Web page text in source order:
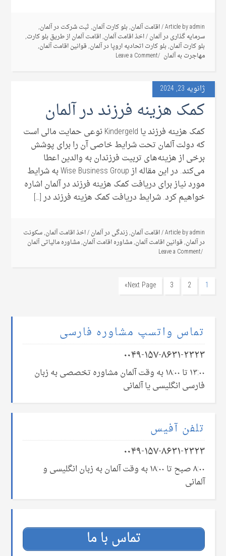
Article byadmin
/اقامت آلمان,بلو کارت آلمان,ثبت شرکت در آلمان,
سرمایه گذاری در آلمان/اخذ اقامت آلمان,اقامت آلمان از طریق بلو کارت,
بلو کارت آلمان,بلو کارت اتحادیه اروپا در آلمان,قوانین اقامت آلمان,
مهاجرت به آلمان Leave a Comment
ژانویه 23, 2024
کمک هزینه فرزند در آلمان
کمک هزینه فرزند یا Kindergeld نوعی حمایت مالی است
که دولت آلمان تحت شرایط خاصی آن را برای پوشش
برخی از هزینه‌های تربیت فرزندان به والدین اعطا
می‌کند. در این مقاله از Wise Business Group به شرایط
مورد نیاز برای دریافت کمک هزینه فرزند در آلمان اشاره
خواهیم کرد. شرایط دریافت کمک هزینه فرزند در […]
Article byadmin
/اقامت آلمان,زندگی در آلمان/اخذ اقامت آلمان,سکونت
در آلمان,قوانین اقامت آلمان,مشاوره اقامت آلمان,مشاوره مالیاتی آلمان
Leave a Comment
1
2
3
Next Page»
تماس واتسپ مشاوره فارسی
۰۰۴۹-۱۵۷-۸۶۳۱-۲۳۲۳
۱۳:۰۰ تا ۱۸:۰۰ به وقت آلمان مشاوره تخصصی به زبان
فارسی انگلیسی یا آلمانی
تلفن آفیس
۰۰۴۹-۱۵۷-۸۶۳۱-۲۳۲۳
۸:۰۰ صبح تا ۱۸:۰۰ به وقت آلمان به زبان انگلیسی و
آلمانی
تماس با ما